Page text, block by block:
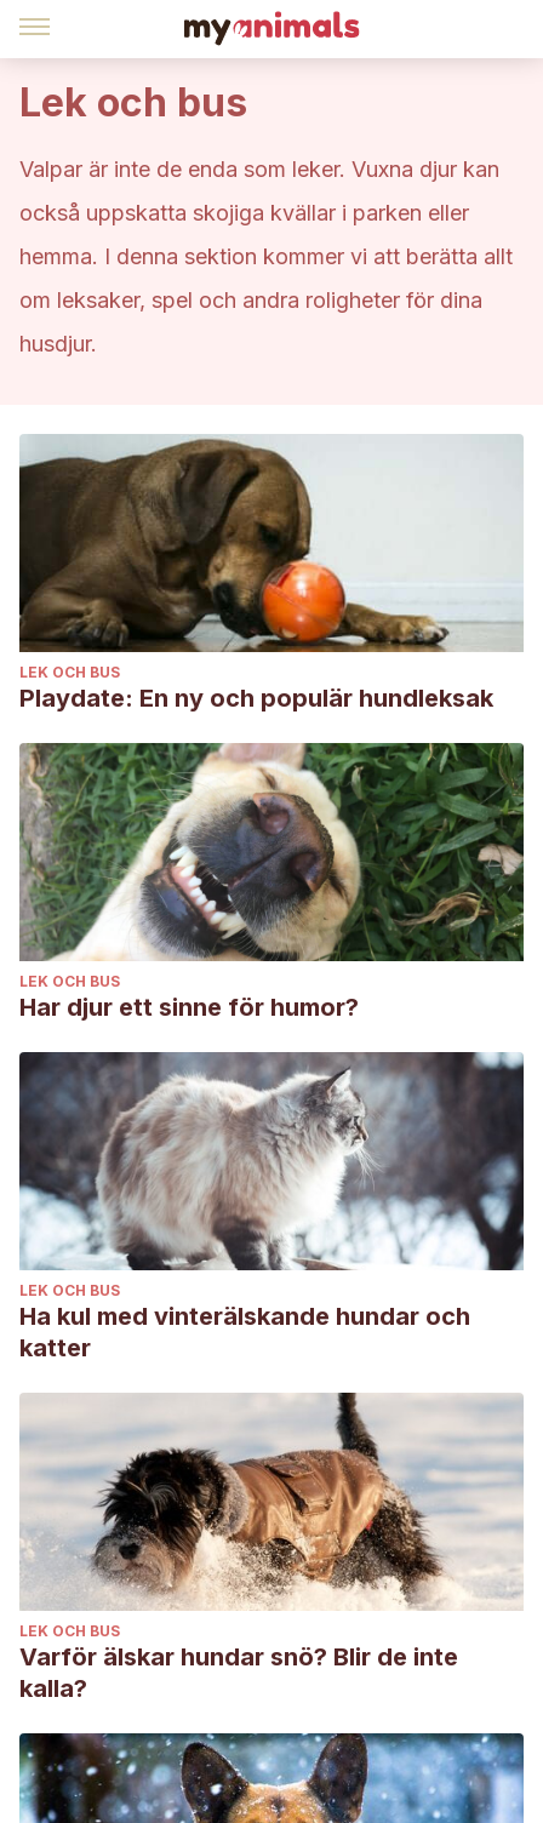
Lek och bus
Valpar är inte de enda som leker. Vuxna djur kan
också uppskatta skojiga kvällar i parken eller
hemma. I denna sektion kommer vi att berätta allt
om leksaker, spel och andra roligheter för dina
husdjur.
LEK OCH BUS
Playdate: En ny och populär hundleksak
LEK OCH BUS
Har djur ett sinne för humor?
LEK OCH BUS
Ha kul med vinterälskande hundar och
katter
LEK OCH BUS
Varför älskar hundar snö? Blir de inte
kalla?